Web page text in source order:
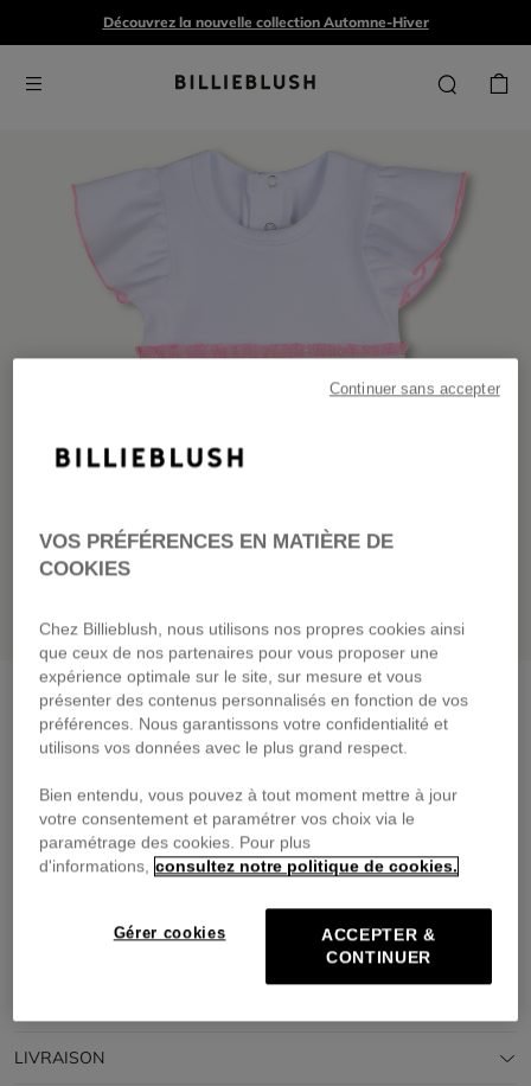
Découvrez la nouvelle collection Automne-Hiver
Body manches courtes volantéesbaby pink
49,00 €
🔒Paiement sécurisé & retours faciles
GREENAROUND
LIVRAISON
VOS PRÉFÉRENCES EN MATIÈRE DE
COOKIES
Chez Billieblush, nous utilisons nos propres cookies ainsi
que ceux de nos partenaires pour vous proposer une
expérience optimale sur le site, sur mesure et vous
présenter des contenus personnalisés en fonction de vos
préférences. Nous garantissons votre confidentialité et
utilisons vos données avec le plus grand respect.
Bien entendu, vous pouvez à tout moment mettre à jour
votre consentement et paramétrer vos choix via le
paramétrage des cookies. Pour plus
d'informations, consultez notre politique de cookies.
Gérer cookies
ACCEPTER &
CONTINUER
Continuer sans accepter